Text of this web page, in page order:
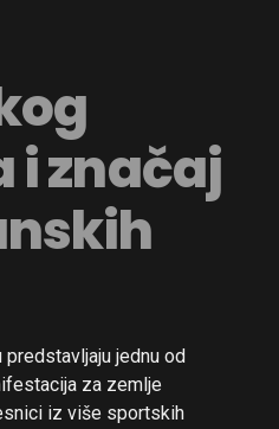
značaj
jednu od
za zemlje
iz više sportskih